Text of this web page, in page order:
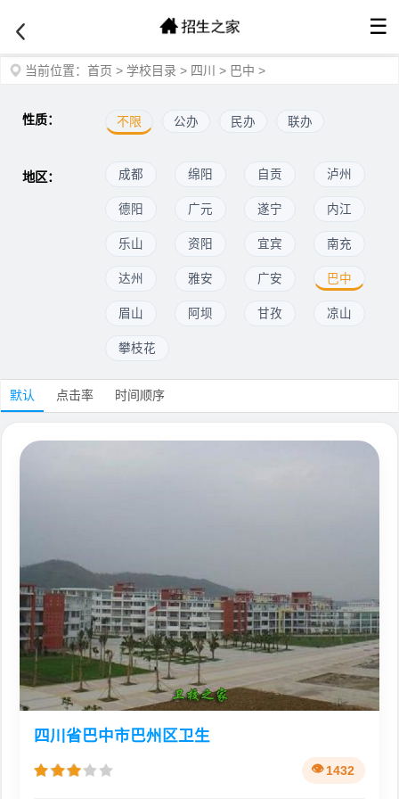
☰
当前位置： 首页 > 学校目录 > 四川 > 巴中 >
性质： 不限 公办 民办 联办
地区： 成都 绵阳 自贡 泸州
德阳 广元 遂宁 内江
乐山 资阳 宜宾 南充
达州 雅安 广安 巴中
眉山 阿坝 甘孜 凉山
攀枝花
默认 点击率 时间顺序
四川省巴中市巴州区卫生
1432